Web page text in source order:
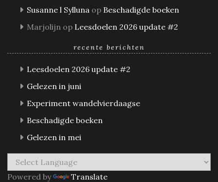
Susanne l Sylluna op Beschadigde boeken
Marjolijn op Leesdoelen 2026 update #2
recente berichten
Leesdoelen 2026 update #2
Gelezen in juni
Experiment wandelvierdaagse
Beschadigde boeken
Gelezen in mei
Powered by Translate